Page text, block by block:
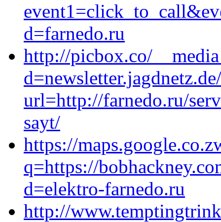
d=farnedo.ru
http://picbox.co/
url=http://farnedo.ru/
sayt/
https://
q=https://
d=elektro-farnedo.ru
http://